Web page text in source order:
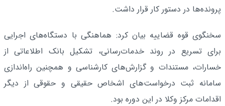
پرونده‌ها در دستور کار قرار داشت.
سخنگوی قوه قضاییه بیان کرد: هماهنگی با دستگاه‌های اجرایی
برای تسریع در روند خدمات‌رسانی، تشکیل بانک اطلاعاتی از
خسارات، مستندات و گزارش‌های کارشناسی و همچنین راه‌اندازی
سامانه ثبت درخواست‌های اشخاص حقیقی و حقوقی از دیگر
اقدامات مرکز وکلا در این دوره بود.